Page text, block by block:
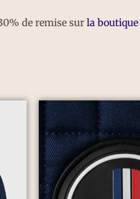
de remise sur la boutique